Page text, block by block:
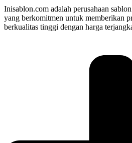
Inisablon.com adalah perusahaan
yang berkomitmen untuk memberikan
berkualitas tinggi dengan harga